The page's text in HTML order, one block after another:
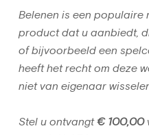
Belenen is een populaire
product dat u aanbiedt,
of bijvoorbeeld een
heeft het recht om deze
niet van eigenaar
Stel u ontvangt € 100,00